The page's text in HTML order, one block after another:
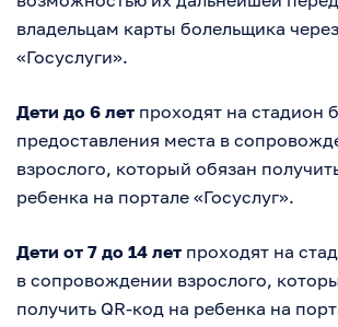
владельцам карты болельщика
«Госуслуги».
Дети до 6 лет проходят на стадион
предоставления места в
взрослого, который обязан
ребенка на портале «Госуслуг».
Дети от 7 до 14 лет проходят на
в сопровождении взрослого,
получить QR-код на ребенка на